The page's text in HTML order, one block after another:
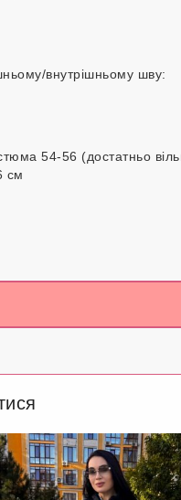
внутрішньому шву:
54-56 (достатньо
см